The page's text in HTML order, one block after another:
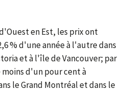
en Est, les prix ont
% d'une année à l'autre dans
et à l'île de Vancouver; par
d'un pour cent à
le Grand Montréal et dans le